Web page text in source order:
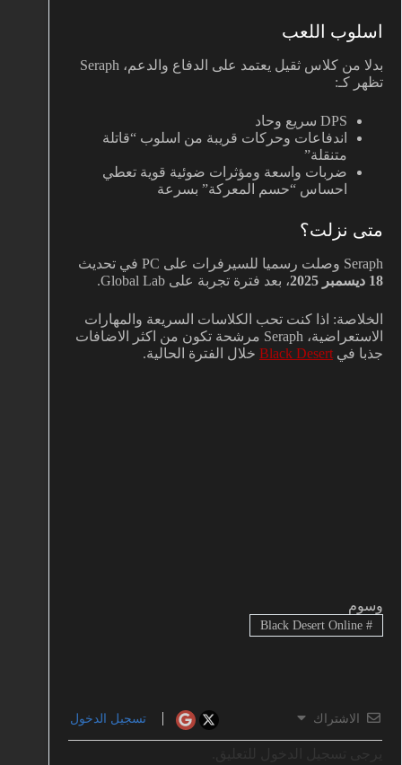
اسلوب اللعب
بدلا من كلاس ثقيل يعتمد على الدفاع والدعم، Seraph
تظهر كـ:
DPS سريع وحاد
اندفاعات وحركات قريبة من اسلوب “قاتلة
متنقلة”
ضربات واسعة ومؤثرات ضوئية قوية تعطي
احساس “حسم المعركة” بسرعة
متى نزلت؟
Seraph وصلت رسميا للسيرفرات على PC في تحديث
18 ديسمبر 2025
، بعد فترة تجربة على Global Lab.
الخلاصة: اذا كنت تحب الكلاسات السريعة والمهارات
الاستعراضية، Seraph مرشحة تكون من اكثر الاضافات
جذبا في Black Desert خلال الفترة الحالية.
وسوم
#
Black Desert Online
الاشتراك تسجيل الدخول